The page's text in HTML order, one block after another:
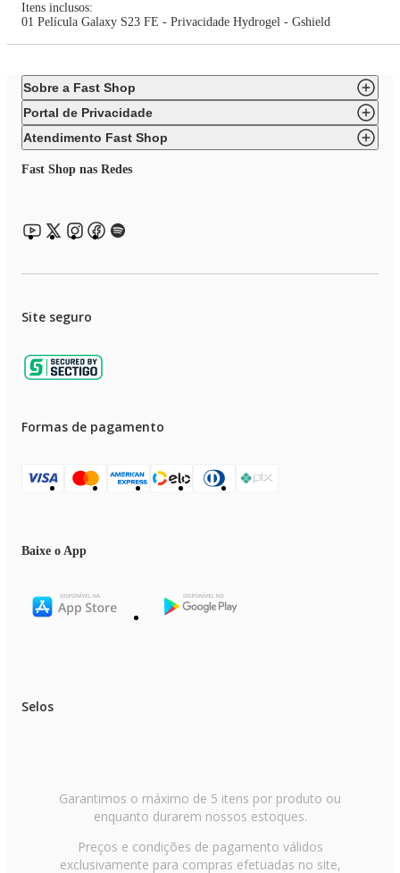
Itens inclusos:
01 Película Galaxy S23 FE - Privacidade Hydrogel - Gshield
Sobre a Fast Shop
Portal de Privacidade
Atendimento Fast Shop
Fast Shop nas Redes
Site seguro
Formas de pagamento
Baixe o App
Selos
Garantimos o máximo de 5 itens por produto ou
enquanto durarem nossos estoques.
Preços e condições de pagamento válidos
exclusivamente para compras efetuadas no site,